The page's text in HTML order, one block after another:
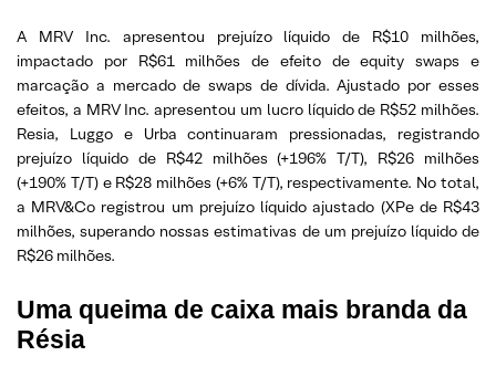
A MRV Inc. apresentou prejuízo líquido de R$10 milhões,
impactado por R$61 milhões de efeito de equity swaps e
marcação a mercado de swaps de dívida. Ajustado por esses
efeitos, a MRV Inc. apresentou um lucro líquido de R$52 milhões.
Resia, Luggo e Urba continuaram pressionadas, registrando
prejuízo líquido de R$42 milhões (+196% T/T), R$26 milhões
(+190% T/T) e R$28 milhões (+6% T/T), respectivamente. No total,
a MRV&Co registrou um prejuízo líquido ajustado (XPe de R$43
milhões, superando nossas estimativas de um prejuízo líquido de
R$26 milhões.
Uma queima de caixa mais branda da
Résia